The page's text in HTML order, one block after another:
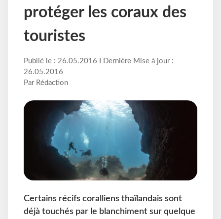
protéger les coraux des
touristes
Publié le : 26.05.2016 I Dernière Mise à jour :
26.05.2016
Par Rédaction
Certains récifs coralliens thaïlandais sont
déjà touchés par le blanchiment sur quelque